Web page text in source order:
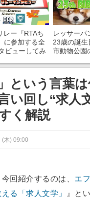
レー『RTAち
に参加する全
ビューしてみ
しを利用し8/9
って開催
レッサーパ
23歳の誕
市動物公園
」という言葉
い回し“求人
く解説
(木) 09:00
回紹介するのは、 エ
る「求人文学」
』と